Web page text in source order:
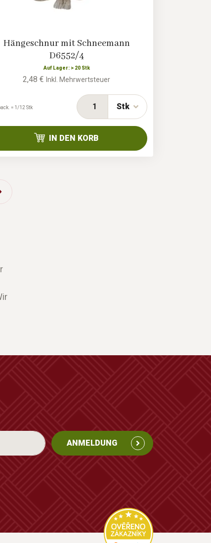
Hängeschnur mit Schneemann
D6552/4
Auf Lager: > 20 Stk
2,48 €Inkl. Mehrwertsteuer
Stk
= 1/12 Stk
IN DEN KORB
ANMELDUNG